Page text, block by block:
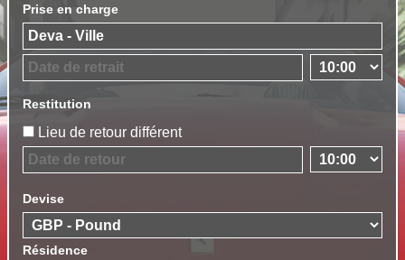
Prise en charge
Restitution
Lieu de retour différent
Devise
Résidence